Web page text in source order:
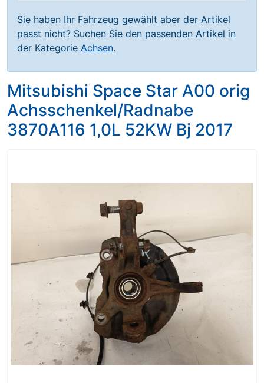
Sie haben Ihr Fahrzeug gewählt aber der Artikel
passt nicht? Suchen Sie den passenden Artikel in
der Kategorie Achsen.
Mitsubishi Space Star A00 orig
Achsschenkel/Radnabe
3870A116 1,0L 52KW Bj 2017